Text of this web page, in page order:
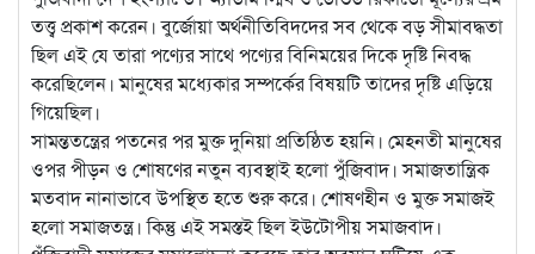
তত্ত্ব প্রকাশ করেন। বুর্জোয়া অর্থনীতিবিদদের সব থেকে বড় সীমাবদ্ধতা
ছিল এই যে তারা পণ্যের সাথে পণ্যের বিনিময়ের দিকে দৃষ্টি নিবদ্ধ
করেছিলেন। মানুষের মধ্যেকার সম্পর্কের বিষয়টি তাদের দৃষ্টি এড়িয়ে
গিয়েছিল।
সামন্ততন্ত্রের পতনের পর মুক্ত দুনিয়া প্রতিষ্ঠিত হয়নি। মেহনতী মানুষের
ওপর পীড়ন ও শোষণের নতুন ব্যবস্থাই হলো পুঁজিবাদ। সমাজতান্ত্রিক
মতবাদ নানাভাবে উপস্থিত হতে শুরু করে। শোষণহীন ও মুক্ত সমাজই
হলো সমাজতন্ত্র। কিন্তু এই সমস্তই ছিল ইউটোপীয় সমাজবাদ।